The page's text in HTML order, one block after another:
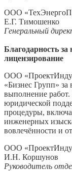
ООО
Е.Г. Тимошенко
Генеральный
Благодарность
лицензирование
ООО
«Бизнес Групп» за
выполнение работ.
юридической
процедуры,
инженерных
вовлечённости и
ООО
И.Н. Коршунов
Руководитель